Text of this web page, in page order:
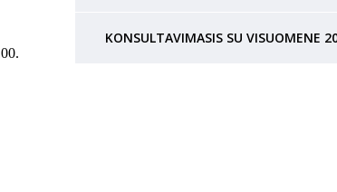
KONSULTAVIMASIS SU VISUOMENE